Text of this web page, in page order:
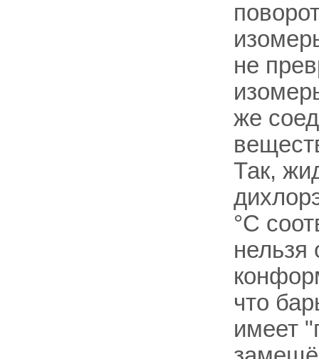
не
же
Так,
°С
нельзя
что
имеет